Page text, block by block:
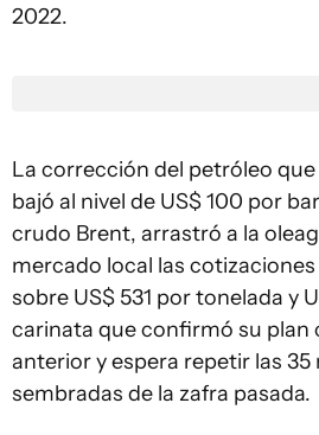
2022.
La corrección del petróleo
bajó al nivel de US$ 100 por
crudo Brent, arrastró a la
mercado local las
sobre US$ 531 por tonelada y
carinata que confirmó su plan
anterior y espera repetir las 35
sembradas de la zafra pasada.